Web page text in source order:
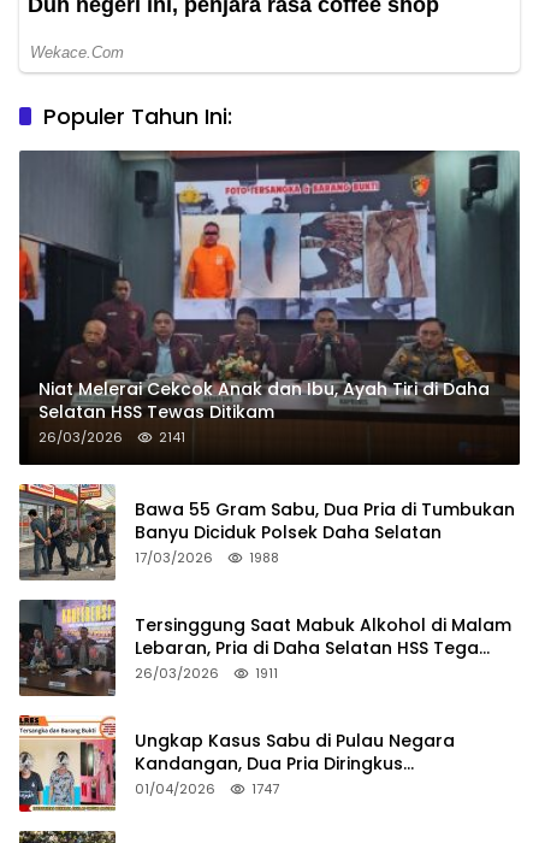
Populer Tahun Ini:
Niat Melerai Cekcok Anak dan Ibu, Ayah Tiri di Daha
Selatan HSS Tewas Ditikam
26/03/2026 2141
Bawa 55 Gram Sabu, Dua Pria di Tumbukan
Banyu Diciduk Polsek Daha Selatan
17/03/2026 1988
Tersinggung Saat Mabuk Alkohol di Malam
Lebaran, Pria di Daha Selatan HSS Tega
Tusuk Teman Sendiri
26/03/2026 1911
Ungkap Kasus Sabu di Pulau Negara
Kandangan, Dua Pria Diringkus
Satresnarkoba HSS
01/04/2026 1747